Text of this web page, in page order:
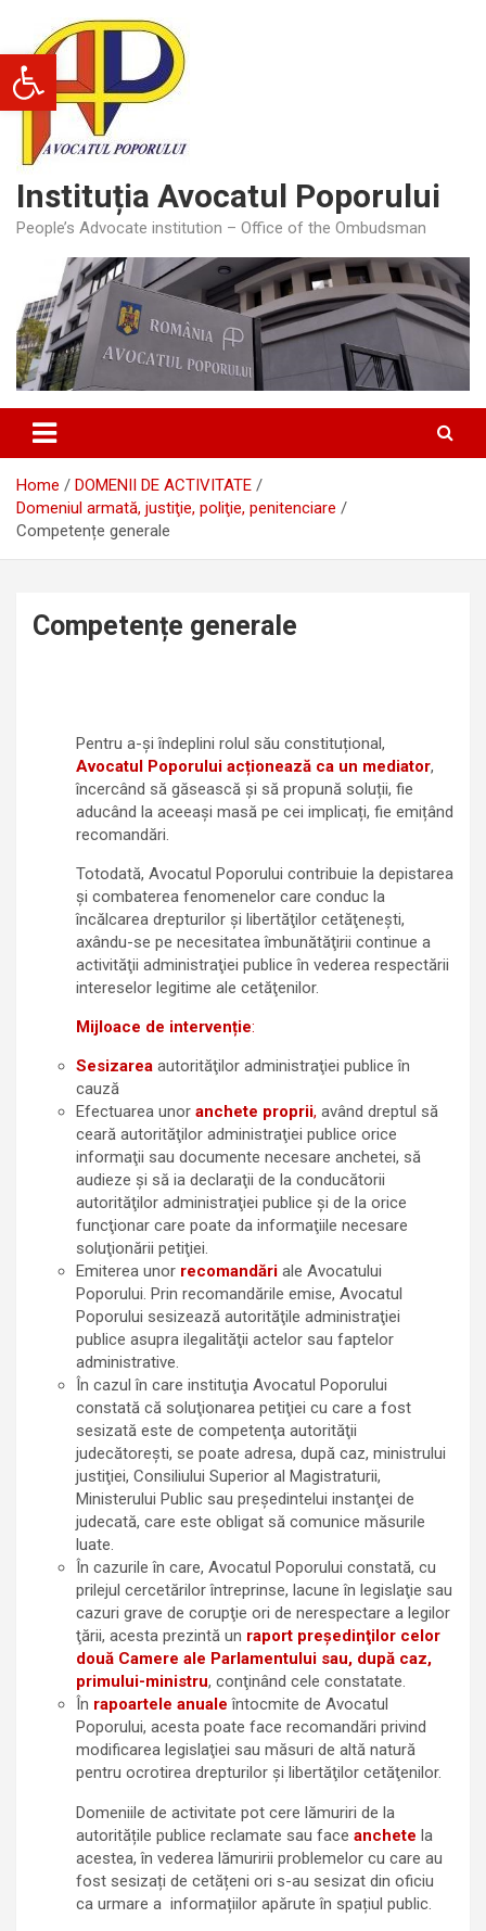
Deschide bara de unelte
content
Instituția Avocatul Poporului
People’s Advocate institution – Office of the Ombudsman
Home
DOMENII DE ACTIVITATE
Domeniul armată, justiţie, poliţie, penitenciare
Competențe generale
Competențe generale
Pentru a-și îndeplini rolul său constituțional,
Avocatul Poporului acționează ca un mediator,
încercând să găsească și să propună soluții, fie
aducând la aceeași masă pe cei implicați, fie emițând
recomandări.
Totodată, Avocatul Poporului contribuie la depistarea
şi combaterea fenomenelor care conduc la
încălcarea drepturilor şi libertăţilor cetăţeneşti,
axându-se pe necesitatea îmbunătăţirii continue a
activităţii administraţiei publice în vederea respectării
intereselor legitime ale cetăţenilor.
Mijloace de intervenție:
Sesizarea autorităţilor administraţiei publice în
cauză
Efectuarea unor anchete proprii, având dreptul să
ceară autorităţilor administraţiei publice orice
informaţii sau documente necesare anchetei, să
audieze şi să ia declaraţii de la conducătorii
autorităţilor administraţiei publice şi de la orice
funcţionar care poate da informaţiile necesare
soluţionării petiţiei.
Emiterea unor recomandări ale Avocatului
Poporului. Prin recomandările emise, Avocatul
Poporului sesizează autorităţile administraţiei
publice asupra ilegalităţii actelor sau faptelor
administrative.
În cazul în care instituţia Avocatul Poporului
constată că soluţionarea petiţiei cu care a fost
sesizată este de competenţa autorităţii
judecătoreşti, se poate adresa, după caz, ministrului
justiţiei, Consiliului Superior al Magistraturii,
Ministerului Public sau preşedintelui instanţei de
judecată, care este obligat să comunice măsurile
luate.
În cazurile în care, Avocatul Poporului constată, cu
prilejul cercetărilor întreprinse, lacune în legislaţie sau
cazuri grave de corupţie ori de nerespectare a legilor
ţării, acesta prezintă un raport preşedinţilor celor
două Camere ale Parlamentului sau, după caz,
primului-ministru, conţinând cele constatate.
În rapoartele anuale întocmite de Avocatul
Poporului, acesta poate face recomandări privind
modificarea legislaţiei sau măsuri de altă natură
pentru ocrotirea drepturilor şi libertăţilor cetăţenilor.
Domeniile de activitate pot cere lămuriri de la
autoritățile publice reclamate sau face anchete la
acestea, în vederea lămuririi problemelor cu care au
fost sesizați de cetățeni ori s-au sesizat din oficiu
ca urmare a informațiilor apărute în spațiul public.